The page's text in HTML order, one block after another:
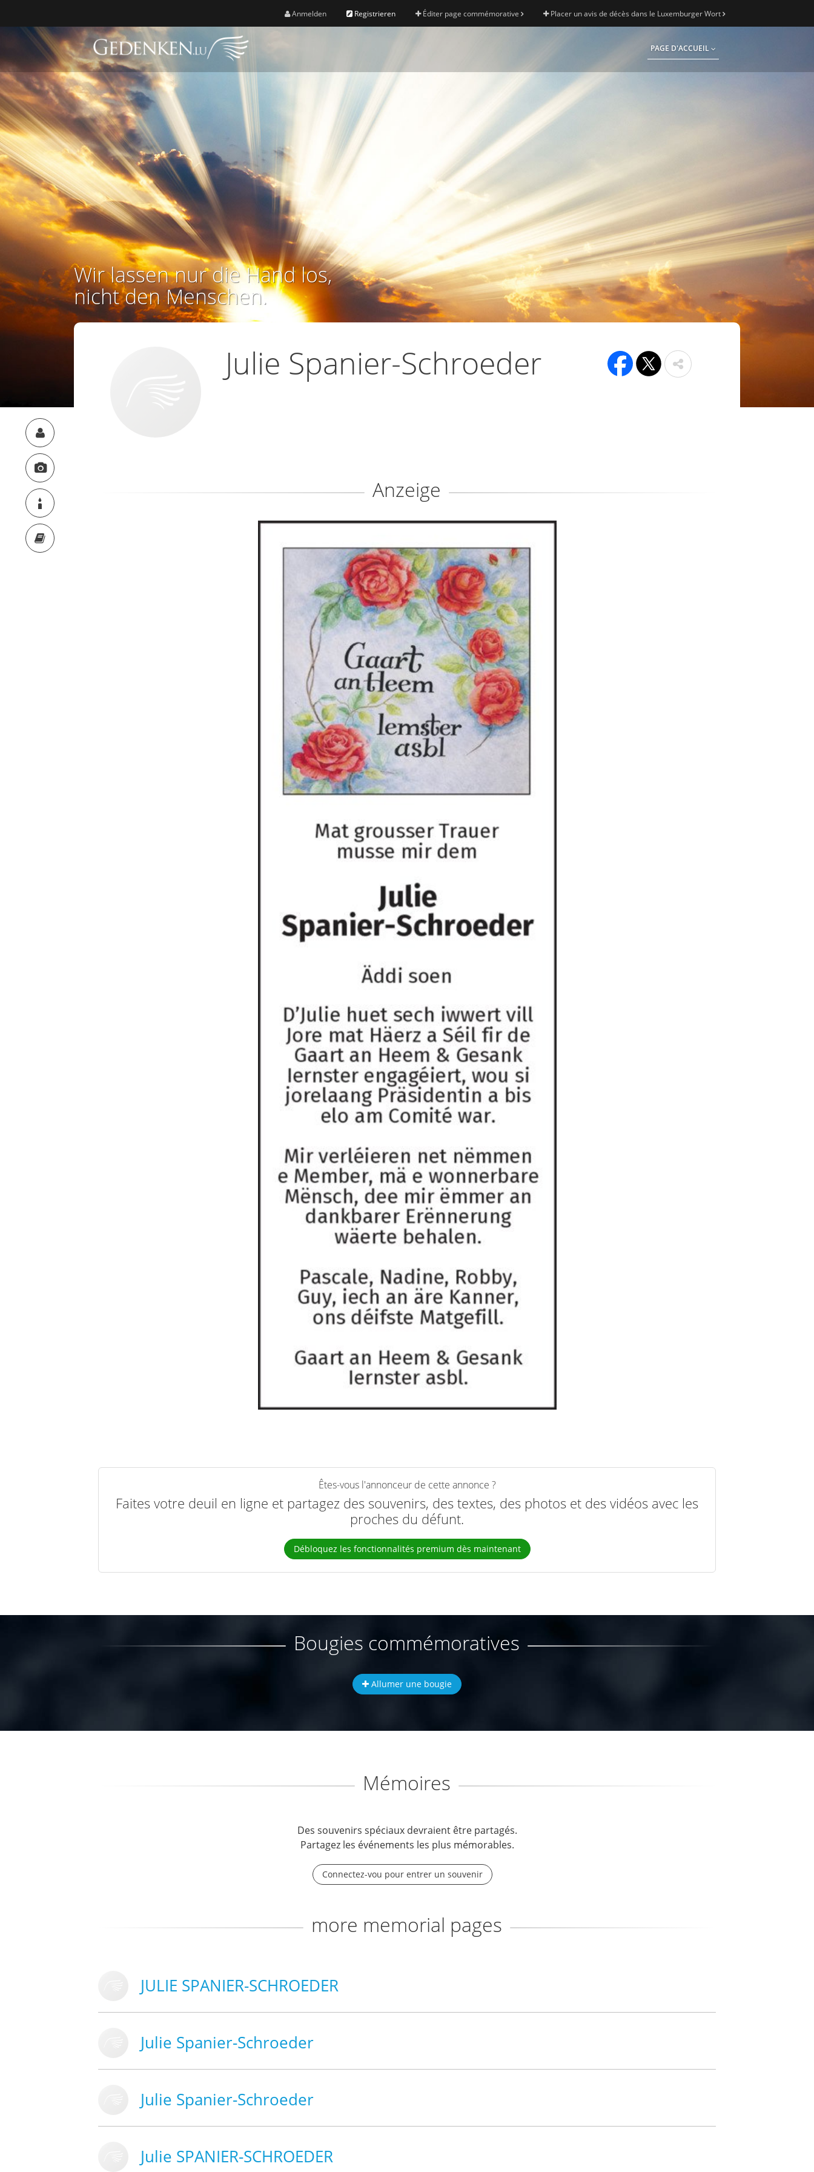
Anmelden Registrieren Éditer page commémorative Placer un avis de décès dans le Luxemburger Wort
PAGE D'ACCUEIL
Wir lassen nur die Hand los,
nicht den Menschen.
Julie Spanier-Schroeder
Anzeige
Êtes-vous l'annonceur de cette annonce ?
Faites votre deuil en ligne et partagez des souvenirs, des textes, des photos et des vidéos avec les
proches du défunt.
Débloquez les fonctionnalités premium dès maintenant
Bougies commémoratives
Allumer une bougie
Mémoires
Des souvenirs spéciaux devraient être partagés.
Partagez les événements les plus mémorables.
Connectez-vou pour entrer un souvenir
more memorial pages
JULIE SPANIER-SCHROEDER
Julie Spanier-Schroeder
Julie Spanier-Schroeder
Julie SPANIER-SCHROEDER